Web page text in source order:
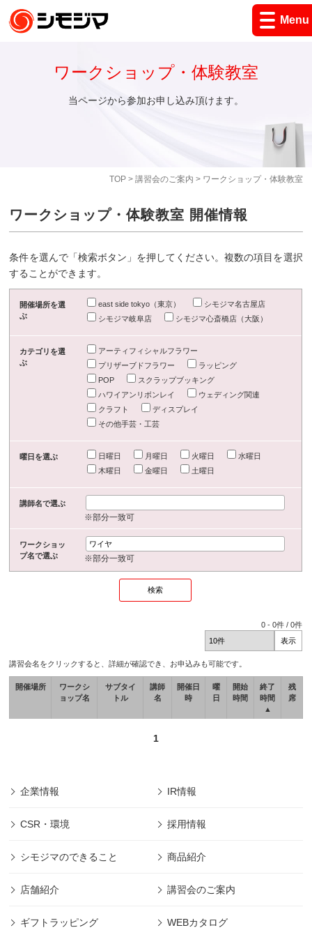
Menu
TOP> 講習会のご案内 > ワークショップ・体験教室
ワークショップ・体験教室
当ページから参加お申し込み頂けます。
ワークショップ・体験教室 開催情報
条件を選んで「検索ボタン」を押してください。複数の項目を選択
することができます。
開催場所を選
ぶ
east side tokyo（東京）
シモジマ名古屋店
シモジマ岐阜店
シモジマ心斎橋店（大阪）
カテゴリを選
ぶ
アーティフィシャルフラワー
プリザーブドフラワー
ラッピング
POP
スクラップブッキング
ハワイアンリボンレイ
ウェディング関連
クラフト
ディスプレイ
その他手芸・工芸
曜日を選ぶ 日曜日 月曜日 火曜日
水曜日
木曜日
金曜日 土曜日
講師名で選ぶ
※部分一致可
ワークショッ
プ名で選ぶ
※部分一致可
0 -0件 /0件
講習会名をクリックすると、詳細が確認でき、お申込みも可能です。
開催場所
ワークシ
ョップ名
サブタイ
トル
講師
名
開催日
時
曜
日
開始
時間
終了
時間
▲
残
席
1
企業情報 IR情報
CSR・環境 採用情報
シモジマのできること 商品紹介
店舗紹介 講習会のご案内
ギフトラッピング WEBカタログ